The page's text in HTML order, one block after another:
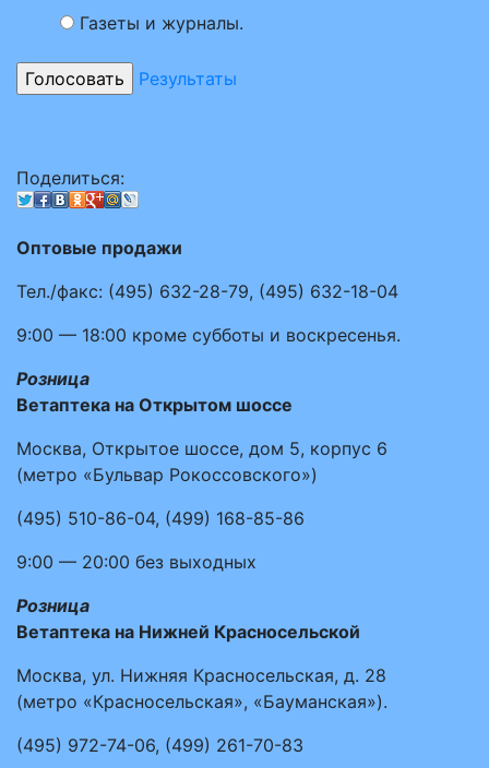
Газеты и журналы.
Результаты
Поделиться:
Оптовые продажи
Тел./факс: (495) 632-28-79, (495) 632-18-04
9:00 — 18:00 кроме субботы и воскресенья.
Розница
Ветаптека на Открытом шоссе
Москва, Открытое шоссе, дом 5, корпус 6
(метро «Бульвар Рокоссовского»)
(495) 510-86-04, (499) 168-85-86
9:00 — 20:00 без выходных
Розница
Ветаптека на Нижней Красносельской
Москва, ул. Нижняя Красносельская, д. 28
(метро «Красносельская», «Бауманская»).
(495) 972-74-06, (499) 261-70-83